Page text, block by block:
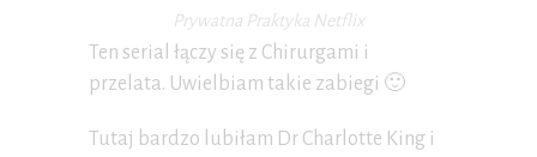
Prywatna Praktyka Netflix
Ten serial łączy się z Chirurgami i
przelata. Uwielbiam takie zabiegi 🙂
Tutaj bardzo lubiłam Dr Charlotte King i